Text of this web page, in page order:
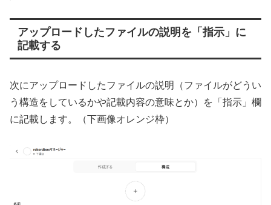
アップロードしたファイルの説明を「指示」に
記載する
次にアップロードしたファイルの説明（ファイルがどうい
う構造をしているかや記載内容の意味とか）を「指示」欄
に記載します。（下画像オレンジ枠）